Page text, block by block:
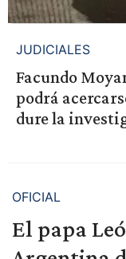
JUDICIALES
Facundo
podrá
dure la
OFICIAL
El papa